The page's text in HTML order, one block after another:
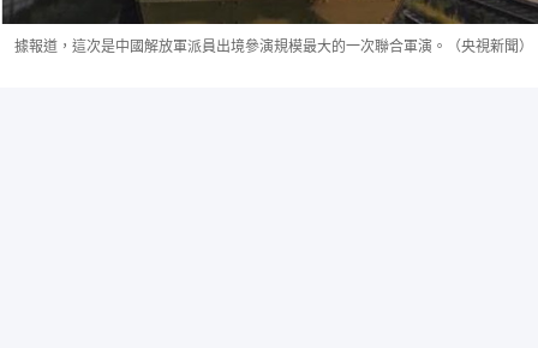
據報道，這次是中國解放軍派員出境參演規模最大的一次聯合軍演。（央視新聞）